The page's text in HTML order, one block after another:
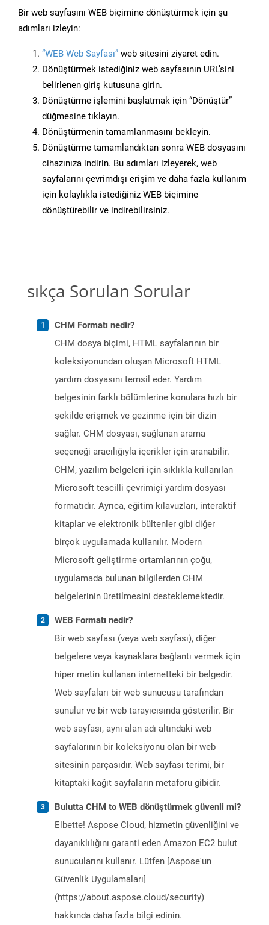
Bir web sayfasını WEB biçimine dönüştürmek için şu
adımları izleyin:
“WEB Web Sayfası” web sitesini ziyaret edin.
Dönüştürmek istediğiniz web sayfasının URL’sini
belirlenen giriş kutusuna girin.
Dönüştürme işlemini başlatmak için “Dönüştür”
düğmesine tıklayın.
Dönüştürmenin tamamlanmasını bekleyin.
Dönüştürme tamamlandıktan sonra WEB dosyasını
cihazınıza indirin. Bu adımları izleyerek, web
sayfalarını çevrimdışı erişim ve daha fazla kullanım
için kolaylıkla istediğiniz WEB biçimine
dönüştürebilir ve indirebilirsiniz.
sıkça Sorulan Sorular
CHM Formatı nedir?
CHM dosya biçimi, HTML sayfalarının bir
koleksiyonundan oluşan Microsoft HTML
yardım dosyasını temsil eder. Yardım
belgesinin farklı bölümlerine konulara hızlı bir
şekilde erişmek ve gezinme için bir dizin
sağlar. CHM dosyası, sağlanan arama
seçeneği aracılığıyla içerikler için aranabilir.
CHM, yazılım belgeleri için sıklıkla kullanılan
Microsoft tescilli çevrimiçi yardım dosyası
formatıdır. Ayrıca, eğitim kılavuzları, interaktif
kitaplar ve elektronik bültenler gibi diğer
birçok uygulamada kullanılır. Modern
Microsoft geliştirme ortamlarının çoğu,
uygulamada bulunan bilgilerden CHM
belgelerinin üretilmesini desteklemektedir.
WEB Formatı nedir?
Bir web sayfası (veya web sayfası), diğer
belgelere veya kaynaklara bağlantı vermek için
hiper metin kullanan internetteki bir belgedir.
Web sayfaları bir web sunucusu tarafından
sunulur ve bir web tarayıcısında gösterilir. Bir
web sayfası, aynı alan adı altındaki web
sayfalarının bir koleksiyonu olan bir web
sitesinin parçasıdır. Web sayfası terimi, bir
kitaptaki kağıt sayfaların metaforu gibidir.
Bulutta CHM to WEB dönüştürmek güvenli mi?
Elbette! Aspose Cloud, hizmetin güvenliğini ve
dayanıklılığını garanti eden Amazon EC2 bulut
sunucularını kullanır. Lütfen [Aspose'un
Güvenlik Uygulamaları]
(https://about.aspose.cloud/security)
hakkında daha fazla bilgi edinin.